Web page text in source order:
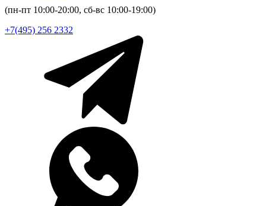
(пн-пт 10:00-20:00, сб-вс 10:00-19:00)
+7(495) 256 2332